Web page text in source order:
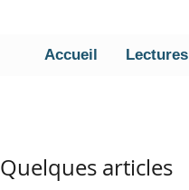
Accueil Lectures
Quelques articles